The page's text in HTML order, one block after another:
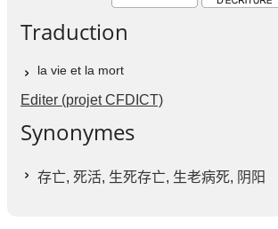
Traduction
la vie et la mort
Editer (projet CFDICT)
Synonymes
存亡, 死活, 生死存亡, 生老病死, 阴阳